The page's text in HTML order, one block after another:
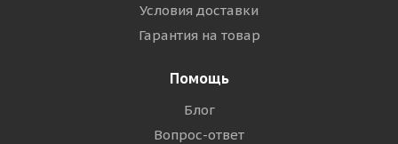
Условия доставки
Гарантия на товар
Помощь
Блог
Вопрос-ответ